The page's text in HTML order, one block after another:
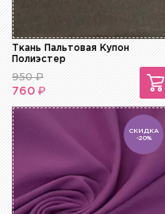
Ткань Пальтовая Купон
Полиэстер
950₽
760 ₽
СКИДКА
-20%